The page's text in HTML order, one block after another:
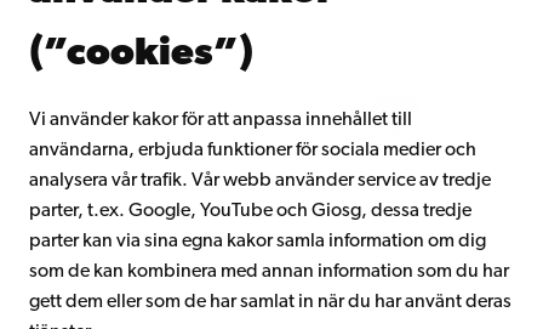
(”cookies”)
Vi använder kakor för att anpassa innehållet till
användarna, erbjuda funktioner för sociala medier och
analysera vår trafik. Vår webb använder service av tredje
parter, t.ex. Google, YouTube och Giosg, dessa tredje
parter kan via sina egna kakor samla information om dig
som de kan kombinera med annan information som du har
gett dem eller som de har samlat in när du har använt deras
Intranätet
Facebook InstagramYouTube LinkedIn Blog Snapchat